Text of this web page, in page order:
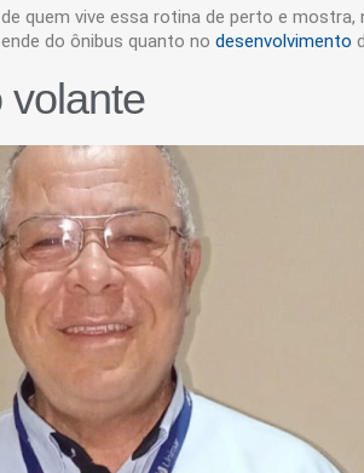
quem vive essa rotina de perto e mostra,
do ônibus quanto no desenvolvimento
volante